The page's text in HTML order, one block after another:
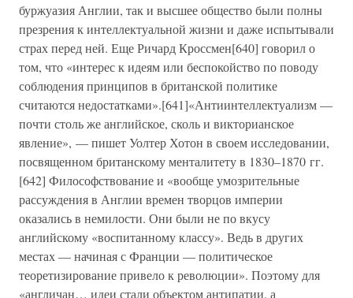
буржуазия Англии, так и высшее общество были полны
презрения к интеллектуальной жизни и даже испытывали
страх перед ней. Еще Ричард Кроссмен[640] говорил о
том, что «интерес к идеям или беспокойство по поводу
соблюдения принципов в британской политике
считаются недостатками».[641]«Антиинтеллектуализм —
почти столь же английское, сколь и викторианское
явление», — пишет Уолтер Хотон в своем исследовании,
посвященном британскому менталитету в 1830–1870 гг.
[642] Философствование и «вообще умозрительные
рассуждения в Англии времен творцов империи
оказались в немилости. Они были не по вкусу
английскому «воспитанному классу». Ведь в других
местах — начиная с Франции — политическое
теоретизирование привело к революции». Поэтому для
«англичан… идеи стали объектом антипатии, а